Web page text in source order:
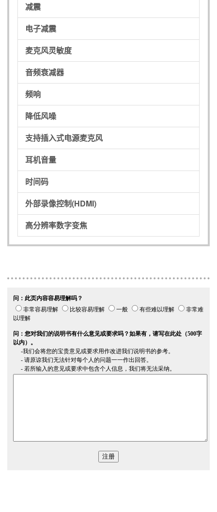
减震
电子减震
麦克风灵敏度
音频衰减器
频响
降低风噪
支持插入式电源麦克风
耳机音量
时间码
外部录像控制(HDMI)
高分辨率数字变焦